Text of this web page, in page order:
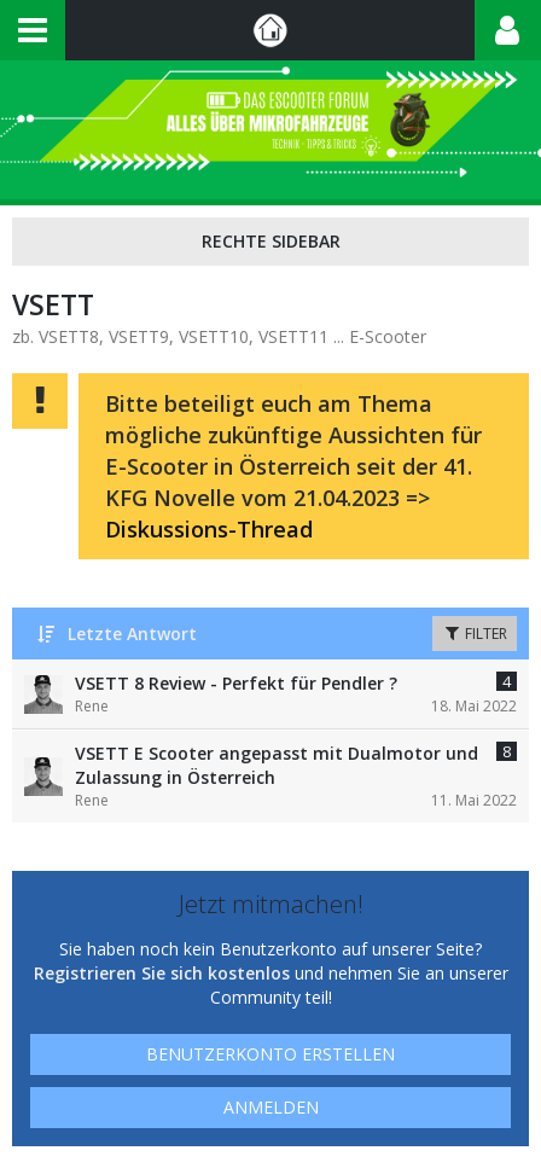
VSETT
zb. VSETT8, VSETT9, VSETT10, VSETT11 ... E-Scooter
Bitte beteiligt euch am Thema
mögliche zukünftige Aussichten für
E-Scooter in Österreich seit der 41.
KFG Novelle vom 21.04.2023 =>
Diskussions-Thread
Letzte Antwort FILTER
VSETT 8 Review - Perfekt für Pendler ? 4
Rene 18. Mai 2022
VSETT E Scooter angepasst mit Dualmotor und
Zulassung in Österreich
8
Rene 11. Mai 2022
Jetzt mitmachen!
Sie haben noch kein Benutzerkonto auf unserer Seite?
Registrieren Sie sich kostenlosund nehmen Sie an unserer
Community teil!
BENUTZERKONTO ERSTELLEN
ANMELDEN